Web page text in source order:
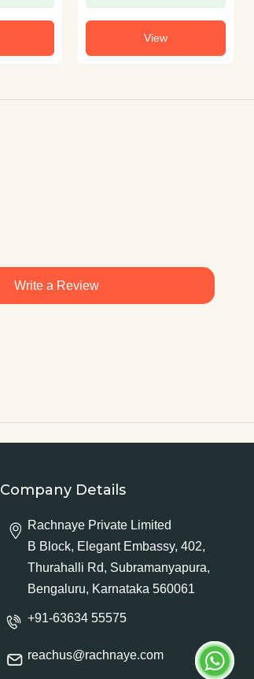
View
Write a Review
Company Details
Rachnaye Private Limited
B Block, Elegant Embassy, 402,
Thurahalli Rd, Subramanyapura,
Bengaluru, Karnataka 560061
+91-63634 55575
reachus@rachnaye.com